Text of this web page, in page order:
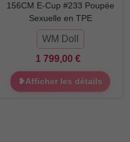
156CM E-Cup #233 Poupée
Sexuelle en TPE
WM Doll
1 799,00 €
❥Afficher les détails